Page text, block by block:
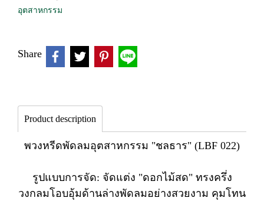
อุตสาหกรรม
Share
Product description
พวงหรีดพัดลมอุตสาหกรรม "ชลธาร" (LBF 022)
รูปแบบการจัด: จัดแต่ง "ดอกไม้สด" ทรงครึ่ง
วงกลมโอบอุ้มด้านล่างพัดลมอย่างสวยงาม คุมโทน